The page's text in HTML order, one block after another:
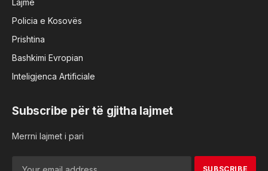
Lajme
Policia e Kosovës
Prishtina
Bashkimi Evropian
Inteligjenca Artificiale
Subscribe për të gjitha lajmet
Merrni lajmet i pari